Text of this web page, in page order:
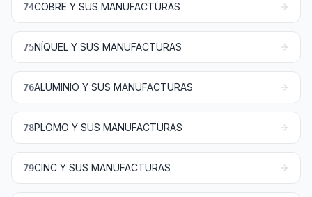
74COBRE Y SUS MANUFACTURAS
75NÍQUEL Y SUS MANUFACTURAS
76ALUMINIO Y SUS MANUFACTURAS
78PLOMO Y SUS MANUFACTURAS
79CINC Y SUS MANUFACTURAS